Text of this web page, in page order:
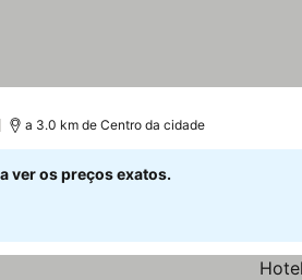
a 3.0 km de Centro da cidade
ver os preços exatos.